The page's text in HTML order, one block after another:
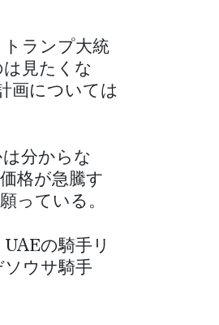
ランプ大統
見たくな
画については
分からな
格が急騰す
っている。
の騎手リ
ソウサ騎手